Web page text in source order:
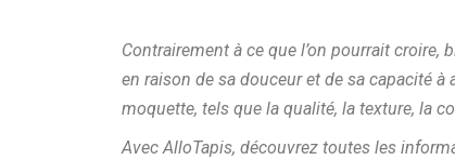
Contrairement à ce que l’on pourrait croire,
en raison de sa douceur et de sa capacité
moquette, tels que la qualité, la texture, la
Avec AlloTapis, découvrez toutes les